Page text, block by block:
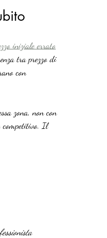
iniziale errato
tra prezzo di
con
zona, non con
competitivo. Il